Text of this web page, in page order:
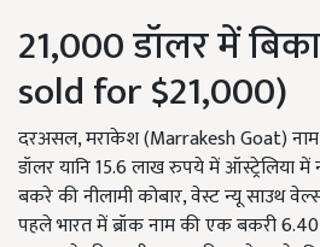
21,000 डॉलर में
sold for $21,000)
दरअसल, मराकेश (Marrakesh Goat)
डॉलर यानि 15.6 लाख रुपये में ऑस्ट्रेलिया में
बकरे की नीलामी कोबार, वेस्ट न्यू साउथ
पहले भारत में ब्रॉक नाम की एक बकरी